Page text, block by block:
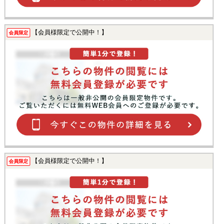
会員限定 【会員様限定で公開中！】
会員限定 【会員様限定で公開中！】